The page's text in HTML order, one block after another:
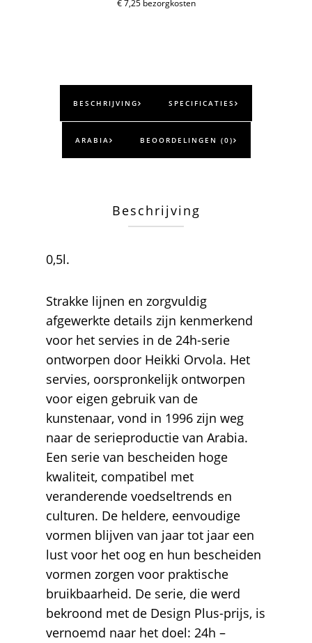
€ 7,25 bezorgkosten
BESCHRIJVING SPECIFICATIES
ARABIA BEOORDELINGEN (0)
Beschrijving
0,5l.
Strakke lijnen en zorgvuldig
afgewerkte details zijn kenmerkend
voor het servies in de 24h-serie
ontworpen door Heikki Orvola. Het
servies, oorspronkelijk ontworpen
voor eigen gebruik van de
kunstenaar, vond in 1996 zijn weg
naar de serieproductie van Arabia.
Een serie van bescheiden hoge
kwaliteit, compatibel met
veranderende voedseltrends en
culturen. De heldere, eenvoudige
vormen blijven van jaar tot jaar een
lust voor het oog en hun bescheiden
vormen zorgen voor praktische
bruikbaarheid. De serie, die werd
bekroond met de Design Plus-prijs, is
vernoemd naar het doel: 24h –